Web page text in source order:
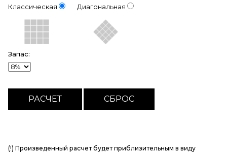
Классическая
Диагональная
Запас:
(!) Произведенный расчет будет приблизительным в виду